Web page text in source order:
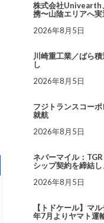
株式会社Univearth
携〜山陰エリアへ
2026年8月5日
川崎重工業／ばら
し
2026年8月5日
フジトランスコーポ
就航
2026年8月5日
ネバーマイル：
シップ契約を締結し
2026年8月5日
【トドケール】マ
年7月よりヤマト運